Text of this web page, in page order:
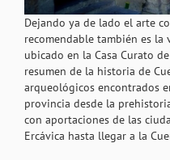
Dejando ya de lado el arte
recomendable también es la
ubicado en la Casa Curato
resumen de la historia de
arqueológicos encontrados
provincia desde la
con aportaciones de las
Ercávica hasta llegar a la